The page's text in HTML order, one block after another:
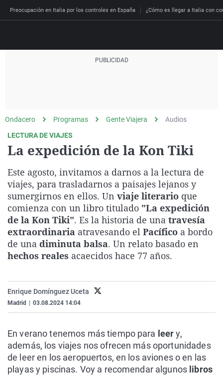
Preocupación en Italia por los controles en España ¿Cómo es llegar a Italia con
Julia en la onda
Radioestadio
Radioestadio noche
El colegio invisible
La rosa de los vientos
Gente viajera
Expedientes del más
Invisibles
Prohibido morirse
Esto no ha pasado
Caso
Retornados
Operación Viuda
Baleares
Cataluña
Comunidad de Madrid
Comunitat Valenciana
Extremadura
Galicia
Navarra
Economía
Deportes
Tenis
El tiempo
Más noticias
Salud
Ciencia y Tecnología
Gastronomía
Medio ambiente
Virales
Televisión
Ondacero Programas Gente Viajera
Audios
LECTURA DE VIAJES
La expedición de la Kon Tiki
Este agosto, invitamos a darnos a la lectura de
viajes, para trasladarnos a paisajes lejanos y
sumergirnos en ellos. Un viaje literario que
comienza con un libro titulado "La expedición
de la Kon Tiki". Es la historia de una travesía
extraordinaria atravesando el Pacífico a bordo
de una diminuta balsa. Un relato basado en
hechos reales acaecidos hace 77 años.
Enrique Domínguez Uceta
Madrid 03.08.2024 14:04
En verano tenemos más tiempo para leery,
además, los viajes nos ofrecen más oportunidades
de leer en los aeropuertos, en los aviones o en las
playas y piscinas. Voy a recomendar algunos libros